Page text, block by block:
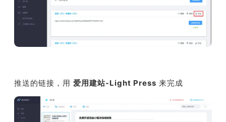
推送的链接，用 爱用建站-Light Press 来完成